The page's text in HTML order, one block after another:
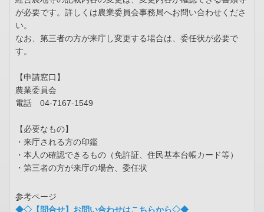
が必要です。詳しくは農業委員会事務局へお問い合わせくださ
い。
なお、第三者の方が来庁し変更する場合は、委任状が必要で
す。
【申請窓口】
農業委員会
電話 04-7167-1549
【必要なもの】
・来庁される方の印鑑
・本人の確認できるもの（免許証、住民基本台帳カード等）
・第三者の方が来庁の場合、委任状
参考ページ
◆◇【問合せ】お問い合わせはこちらから◇◆